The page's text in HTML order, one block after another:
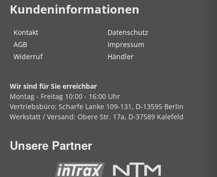
Kundeninformationen
Kontakt
Datenschutz
AGB
Impressum
Widerruf
Händler
Wir sind für Sie erreichbar
Montag - Freitag 10:00 - 16:00 Uhr
Vertriebsbüro: Scharfe Lanke 109-131, D-13595 Berlin
Werkstatt / Versand: Obere Str. 17a, D-37589 Kalefeld
Unsere Partner